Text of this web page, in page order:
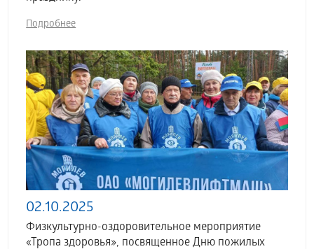
Подробнее
02.10.2025
Физкультурно-оздоровительное мероприятие
«Тропа здоровья», посвященное Дню пожилых